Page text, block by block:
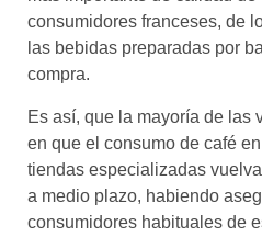
consumidores franceses, de
las bebidas preparadas por
compra.
Es así, que la mayoría de las
en que el consumo de café
tiendas especializadas
a medio plazo, habiendo
consumidores habituales de